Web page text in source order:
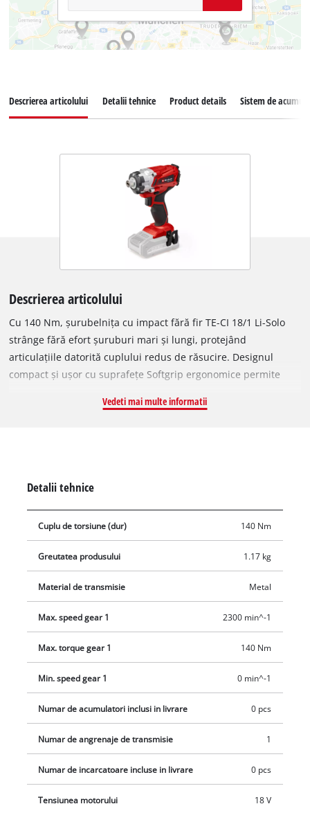
Descrierea articolului Detalii tehnice Product details Sistem de
Descrierea articolului
Cu 140 Nm, șurubelnița cu impact fără fir TE-CI 18/1 Li-Solo
strânge fără efort șuruburi mari și lungi, protejând
articulațiile datorită cuplului redus de răsucire. Designul
compact și ușor cu suprafețe Softgrip ergonomice permite
pentru biți rezistenți la impact. Turația este controlată fin prin
Vedeti mai multe informatii
Detalii tehnice
Cuplu de torsiune (dur) 140 Nm
Greutatea produsului 1.17 kg
Material de transmisie Metal
Max. speed gear 1 2300 min^-1
Max. torque gear 1 140 Nm
Min. speed gear 1 0 min^-1
Numar de acumulatori inclusi in livrare 0 pcs
Numar de angrenaje de transmisie 1
Numar de incarcatoare incluse in livrare 0 pcs
Tensiunea motorului 18 V